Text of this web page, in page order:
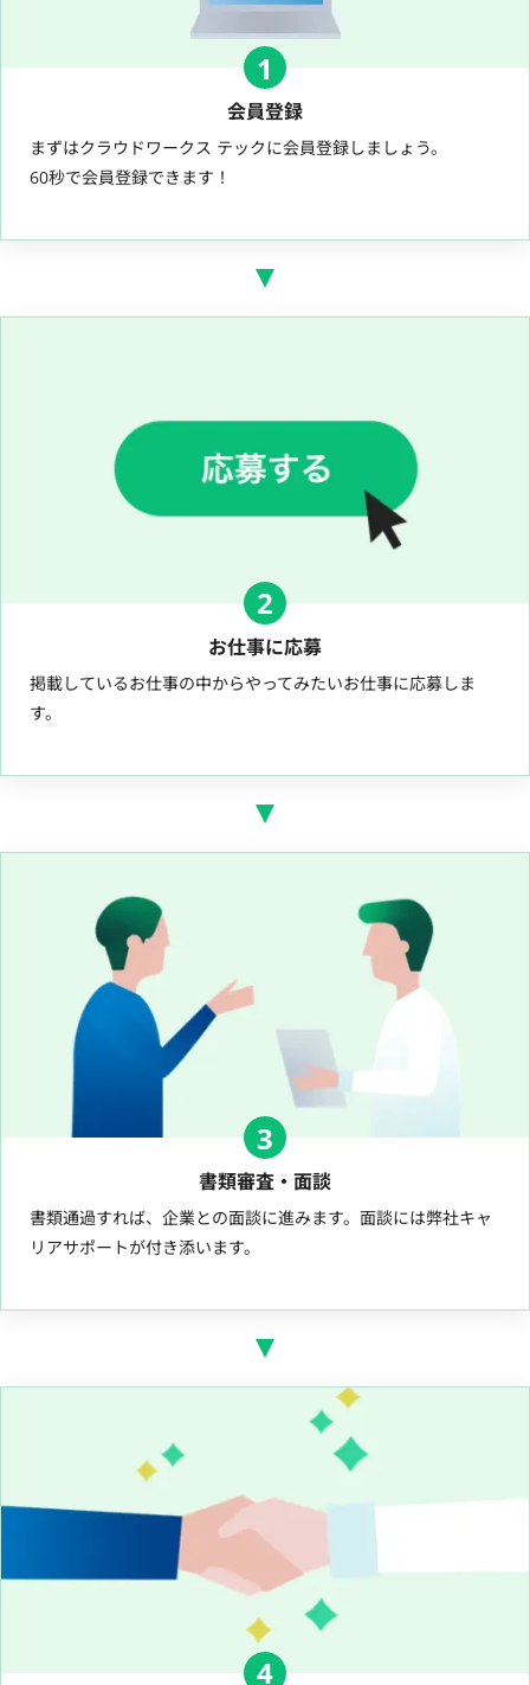
1
会員登録
まずはクラウドワークス テックに会員登録しましょう。
60秒で会員登録できます！
2
お仕事に応募
掲載しているお仕事の中からやってみたいお仕事に応募しま
す。
3
書類審査・面談
書類通過すれば、企業との面談に進みます。面談には弊社キャ
リアサポートが付き添います。
4